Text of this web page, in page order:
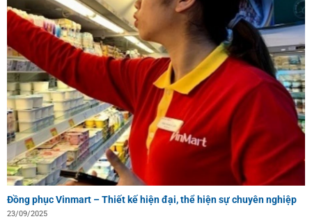
Đồng phục Vinmart – Thiết kế hiện đại, thể hiện sự chuyên nghiệp
23/09/2025